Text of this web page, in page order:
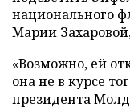
национального
Марии
«Возможно, ей
она не в курсе
президента